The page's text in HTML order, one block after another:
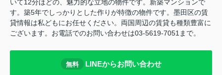
いて12分ほどの、魅力的な立地の物件です。新築マンションで
す。築5年でしっかりとした作りが特徴の物件です。墨田区の賃
貸情報は私どもにお任せください。両国周辺の賃貸も種類豊富に
ございます。お電話でのお問い合わせは03-5619-7051まで。
無料 LINEからお問い合わせ